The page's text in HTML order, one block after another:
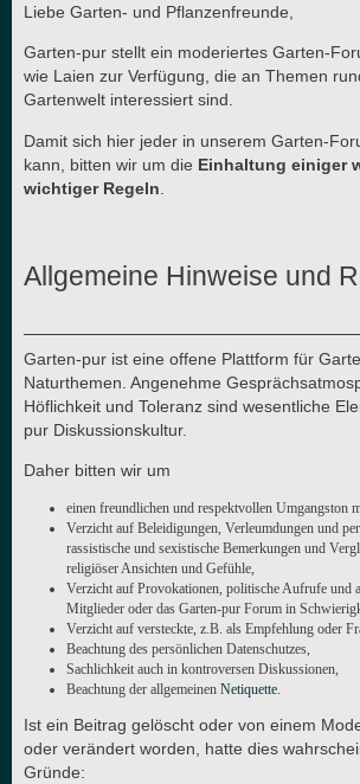
Liebe Garten- und Pflanzenfreunde,
Garten-pur stellt ein moderiertes Garten-
wie Laien zur Verfügung, die an Themen
Gartenwelt interessiert sind.
Damit sich hier jeder in unserem Garten-
kann, bitten wir um die Einhaltung einiger
wichtiger Regeln
Allgemeine Hinweise und
Garten-pur ist eine offene Plattform für
Naturthemen. Angenehme
Höflichkeit und Toleranz sind wesentliche
pur Diskussionskultur.
Daher bitten wir um
einen freundlichen und respektvollen Umgangston
Verzicht auf Beleidigungen, Verleumdungen und
rassistische und sexistische Bemerkungen und
religiöser Ansichten und Gefühle,
Verzicht auf Provokationen, politische Aufrufe und
Mitglieder oder das Garten-pur Forum in
Verzicht auf versteckte, z.B. als Empfehlung oder
Beachtung des persönlichen Datenschutzes,
Sachlichkeit auch in kontroversen Diskussionen,
Beachtung der allgemeinen Netiquette.
Ist ein Beitrag gelöscht oder von einem
oder verändert worden, hatte dies
Gründe: